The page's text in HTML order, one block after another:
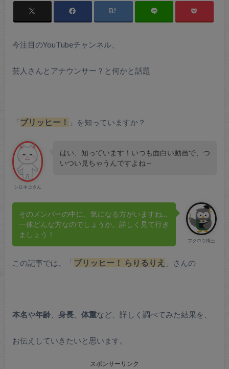
今注目のYouTubeチャンネル、
芸人さんとアナウンサー？と何かと話題
「ブリッヒー！ 」を知っていますか？
シロネコさん
はい、知っています！いつも面白い動画で、つ
いつい見ちゃうんですよね～
フクロウ博士
そのメンバーの中に、気になる方がいますね…
一体どんな方なのでしょうか。詳しく見て行き
ましょう！
この記事では、「ブリッヒー！ らりるりえ 」さんの
本名や年齢、 身長、 体重など、詳しく調べてみた結果を、
お伝えしていきたいと思います。
スポンサーリンク